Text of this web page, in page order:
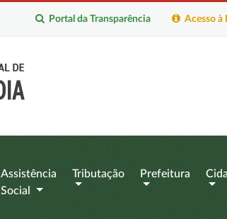
Acesso à
Portal da Transparência
Assistência
Social
Tributação Prefeitura